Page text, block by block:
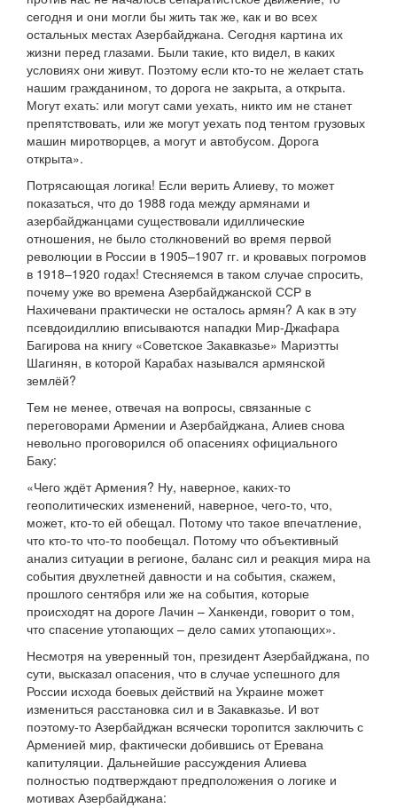
сегодня и они могли бы жить так же, как и во всех
остальных местах Азербайджана. Сегодня картина их
жизни перед глазами. Были такие, кто видел, в каких
условиях они живут. Поэтому если кто-то не желает стать
нашим гражданином, то дорога не закрыта, а открыта.
Могут ехать: или могут сами уехать, никто им не станет
препятствовать, или же могут уехать под тентом грузовых
машин миротворцев, а могут и автобусом. Дорога
открыта».
Потрясающая логика! Если верить Алиеву, то может
показаться, что до 1988 года между армянами и
азербайджанцами существовали идиллические
отношения, не было столкновений во время первой
революции в России в 1905–1907 гг. и кровавых погромов
в 1918–1920 годах! Стесняемся в таком случае спросить,
почему уже во времена Азербайджанской ССР в
Нахичевани практически не осталось армян? А как в эту
псевдоидиллию вписываются нападки Мир-Джафара
Багирова на книгу «Советское Закавказье» Мариэтты
Шагинян, в которой Карабах назывался армянской
землёй?
Тем не менее, отвечая на вопросы, связанные с
переговорами Армении и Азербайджана, Алиев снова
невольно проговорился об опасениях официального
Баку:
«Чего ждёт Армения? Ну, наверное, каких-то
геополитических изменений, наверное, чего-то, что,
может, кто-то ей обещал. Потому что такое впечатление,
что кто-то что-то пообещал. Потому что объективный
анализ ситуации в регионе, баланс сил и реакция мира на
события двухлетней давности и на события, скажем,
прошлого сентября или же на события, которые
происходят на дороге Лачин – Ханкенди, говорит о том,
что спасение утопающих – дело самих утопающих».
Несмотря на уверенный тон, президент Азербайджана, по
сути, высказал опасения, что в случае успешного для
России исхода боевых действий на Украине может
измениться расстановка сил и в Закавказье. И вот
поэтому-то Азербайджан всячески торопится заключить с
Арменией мир, фактически добившись от Еревана
капитуляции. Дальнейшие рассуждения Алиева
полностью подтверждают предположения о логике и
мотивах Азербайджана: